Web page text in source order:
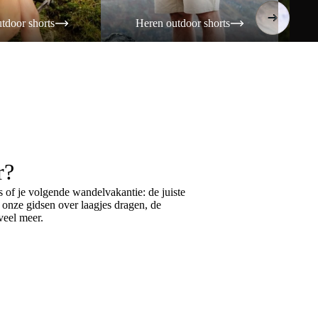
shorts
Heren outdoor shorts
of je volgende wandelvakantie: de juiste
gidsen overlaagjes dragen, de
meer.